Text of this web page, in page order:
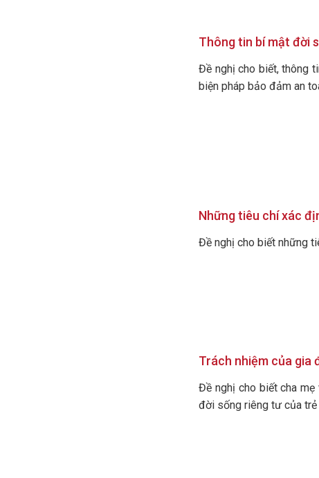
Thông tin bí mật đời
Đề nghị cho biết, thông
biện pháp bảo đảm an
Những tiêu chí xác
Đề nghị cho biết những
Trách nhiệm của gia
Đề nghị cho biết cha mẹ
đời sống riêng tư của trẻ